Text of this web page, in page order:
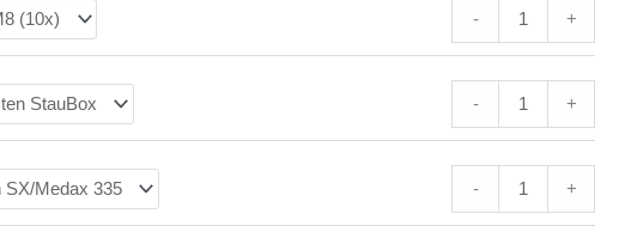
- +
- +
- +